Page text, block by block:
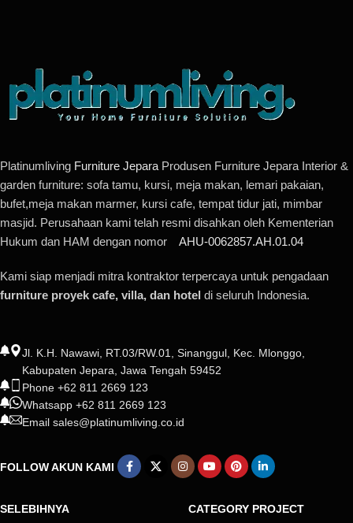
Platinumliving Furniture Jepara Produsen Furniture Jepara Interior &
garden furniture: sofa tamu, kursi, meja makan, lemari pakaian,
bufet,meja makan marmer, kursi cafe, tempat tidur jati, mimbar
masjid. Perusahaan kami telah resmi disahkan oleh Kementerian
Hukum dan HAM dengan nomor AHU-0062857.AH.01.04
Kami siap menjadi mitra kontraktor terpercaya untuk pengadaan
furniture proyek cafe, villa, dan hotel di seluruh Indonesia.
Jl. K.H. Nawawi, RT.03/RW.01, Sinanggul, Kec. Mlonggo,
Kabupaten Jepara, Jawa Tengah 59452
Phone +62 811 2669 123
Whatsapp +62 811 2669 123
Email sales@platinumliving.co.id
FOLLOW AKUN KAMI
SELEBIHNYA CATEGORY PROJECT